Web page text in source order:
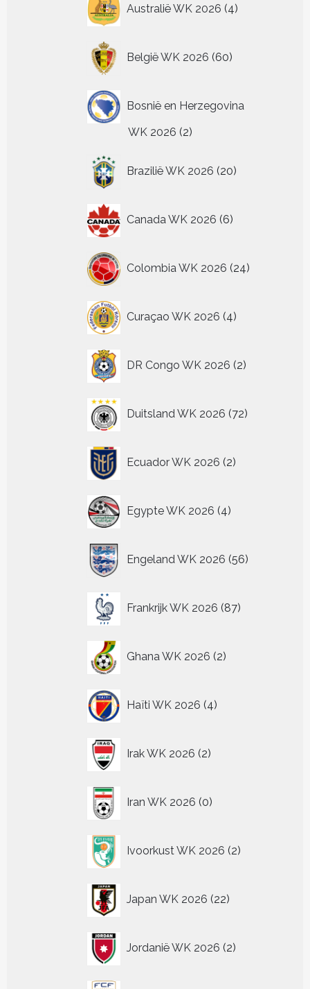
Australië WK 2026 4
producten
België WK 2026 60
producten
Bosnië en Herzegovina
WK 2026 22
Brazilië WK 2026 20
producten
Canada WK 2026 6
producten
Colombia WK 2026 24
producten
Curaçao WK 2026 4
producten
DR Congo WK 2026 2
producten
Duitsland WK 2026 72
producten
Ecuador WK 2026 2
producten
Egypte WK 2026 4
producten
Engeland WK 2026 56
producten
Frankrijk WK 2026 87
producten
Ghana WK 2026 2
producten
Haïti WK 2026 4
producten
Irak WK 2026 2
producten
Iran WK 2026 0
producten
Ivoorkust WK 2026 2
producten
Japan WK 2026 22
producten
Jordanië WK 2026 2
producten